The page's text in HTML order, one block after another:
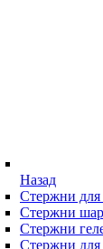
Назад
Стержни для
Стержни
Стержни
Стержни для